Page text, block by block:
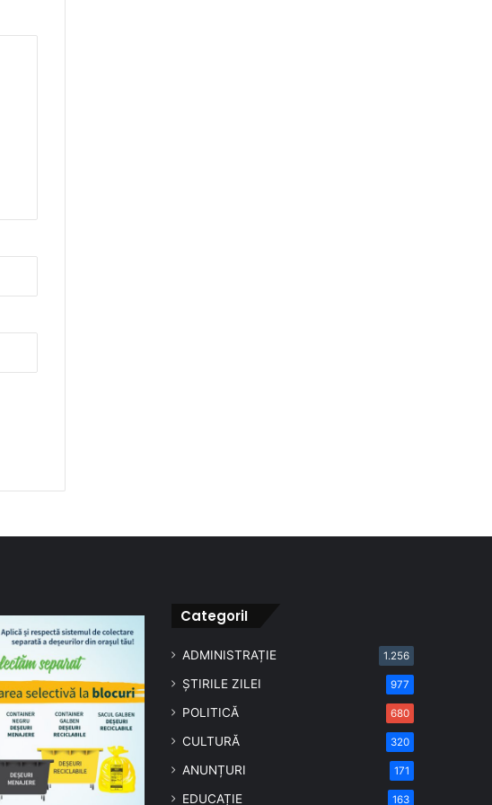
CategoriI
ADMINISTRAȚIE 1.256
ȘTIRILE ZILEI 977
POLITICĂ 680
CULTURĂ 320
ANUNȚURI 171
EDUCAȚIE 163